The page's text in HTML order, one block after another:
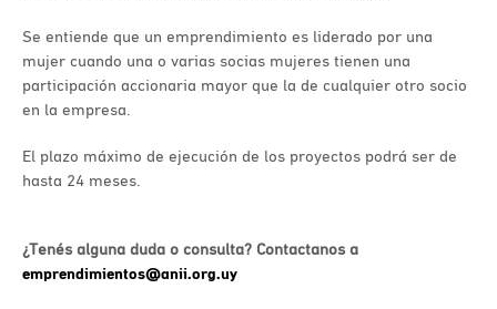
Se entiende que un emprendimiento es liderado por una
mujer cuando una o varias socias mujeres tienen una
participación accionaria mayor que la de cualquier otro socio
en la empresa.
El plazo máximo de ejecución de los proyectos podrá ser de
hasta 24 meses.
¿Tenés alguna duda o consulta? Contactanos a
emprendimientos@anii.org.uy